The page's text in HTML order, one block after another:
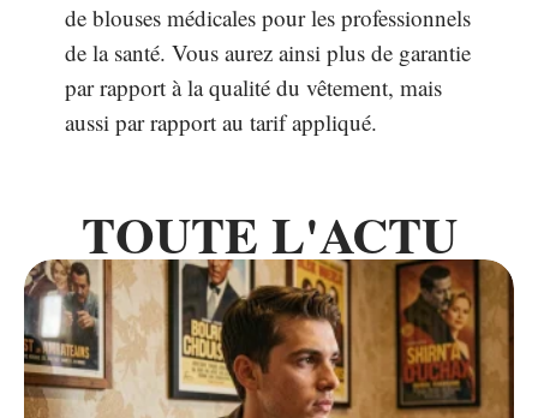
de blouses médicales pour les professionnels
de la santé. Vous aurez ainsi plus de garantie
par rapport à la qualité du vêtement, mais
aussi par rapport au tarif appliqué.
TOUTE L'ACTU